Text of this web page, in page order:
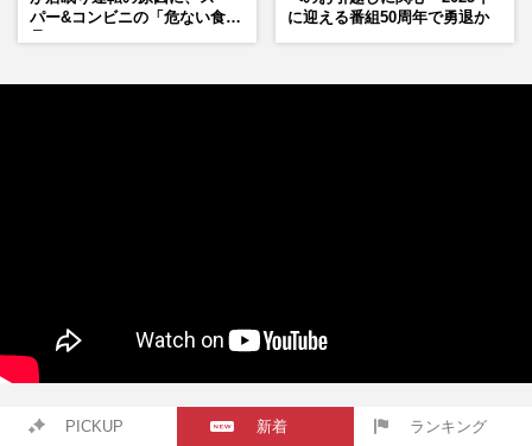
パー&コンビニの「危ない食
に迎える番組50周年で勇退か
PICKUP 新着 ランキング